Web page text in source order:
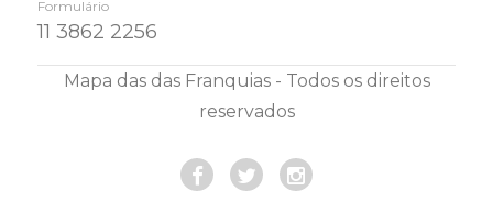
Formulário
11 3862 2256
Mapa das das Franquias - Todos os direitos
reservados